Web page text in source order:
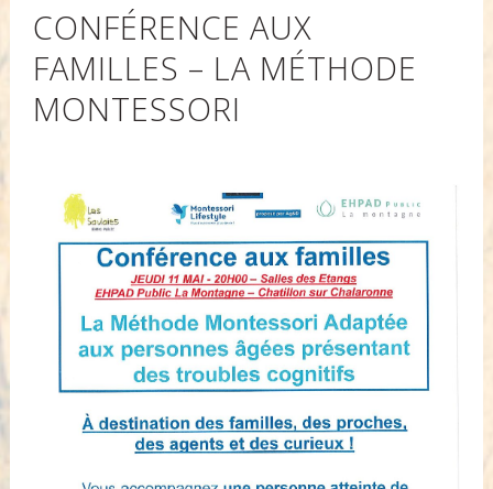
CONFÉRENCE AUX
FAMILLES – LA MÉTHODE
MONTESSORI